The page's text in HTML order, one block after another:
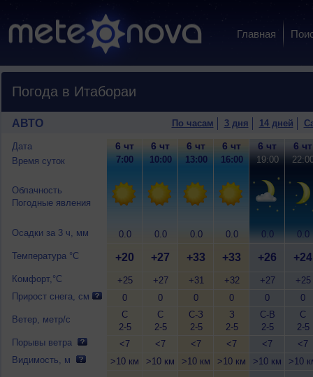
Главная
Погода в Итабораи
АВТО По часам 3 дня 14 дней
Дата
Время суток
Облачность
Погодные явления
Осадки за 3 ч, мм
Температура °C
Комфорт,°C
Прирост снега, см
Ветер, метр/с
Порывы ветра
Видимость, м
6 чт
7:00
0.0
+20
+25
0
С
2-5
<7
>10 км
6 чт
10:00
0.0
+27
+27
0
С
2-5
<7
>10 км
6 чт
13:00
0.0
+33
+31
0
С-З
2-5
<7
>10 км
6 чт
16:00
0.0
+33
+32
0
З
2-5
<7
>10 км
6 чт
19:00
0.0
+26
+27
0
С-В
2-5
<7
>10 км
6 чт
0.0
+24
+25
0
С
2-5
<7
>10